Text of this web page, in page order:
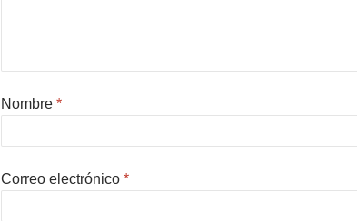
Nombre *
Correo electrónico *